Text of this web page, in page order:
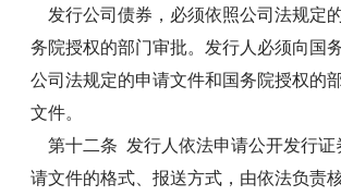
发行公司债券，必须依照公司法规定
务院授权的部门审批。发行人必须向国
公司法规定的申请文件和国务院授权的
文件。
第十二条 发行人依法申请公开发行证
请文件的格式、报送方式，由依法负责